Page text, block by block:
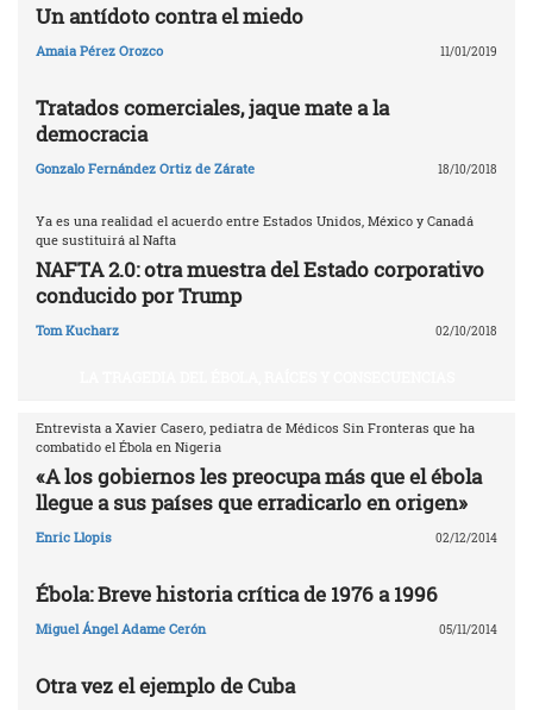
Un antídoto contra el miedo
Amaia Pérez Orozco 11/01/2019
Tratados comerciales, jaque mate a la
democracia
Gonzalo Fernández Ortiz de Zárate 18/10/2018
Ya es una realidad el acuerdo entre Estados Unidos, México y Canadá
que sustituirá al Nafta
NAFTA 2.0: otra muestra del Estado corporativo
conducido por Trump
Tom Kucharz 02/10/2018
Entrevista a Xavier Casero, pediatra de Médicos Sin Fronteras que ha
combatido el Ébola en Nigeria
«A los gobiernos les preocupa más que el ébola
llegue a sus países que erradicarlo en origen»
Enric Llopis 02/12/2014
Ébola: Breve historia crítica de 1976 a 1996
Miguel Ángel Adame Cerón 05/11/2014
Otra vez el ejemplo de Cuba